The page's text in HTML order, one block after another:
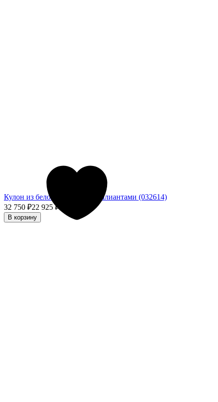
Кулон из белого золота с бриллиантами (032614)
32 750 ₽22 925₽
В корзину